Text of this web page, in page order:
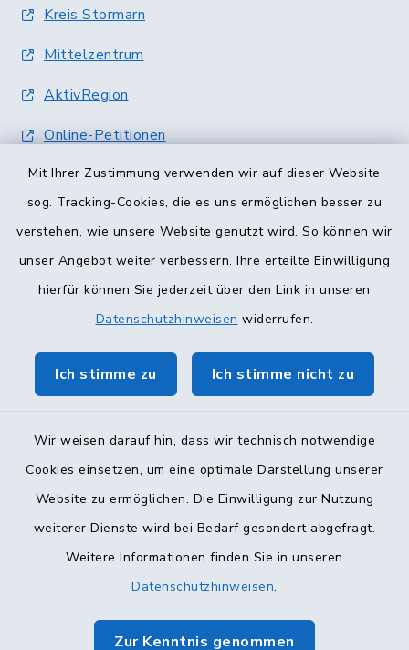
Mit Ihrer Zustimmung verwenden wir auf dieser Website
sog. Tracking-Cookies, die es uns ermöglichen besser zu
verstehen, wie unsere Website genutzt wird. So können wir
unser Angebot weiter verbessern. Ihre erteilte Einwilligung
hierfür können Sie jederzeit über den Link in unseren
Datenschutzhinweisen widerrufen.
Ich stimme zu Ich stimme nicht zu
Wir weisen darauf hin, dass wir technisch notwendige
Cookies einsetzen, um eine optimale Darstellung unserer
Website zu ermöglichen. Die Einwilligung zur Nutzung
weiterer Dienste wird bei Bedarf gesondert abgefragt.
Weitere Informationen finden Sie in unseren
Datenschutzhinweisen.
Zur Kenntnis genommen
Kreis Stormarn
Mittelzentrum
AktivRegion
Online-Petitionen
Terminvergabe
Barrierefreiheit